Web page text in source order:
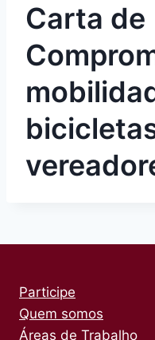
Carta de
Participe
Quem somos
Áreas de Trabalho